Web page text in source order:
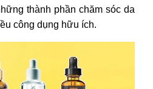
thành phần chăm sóc da
công dụng hữu ích.